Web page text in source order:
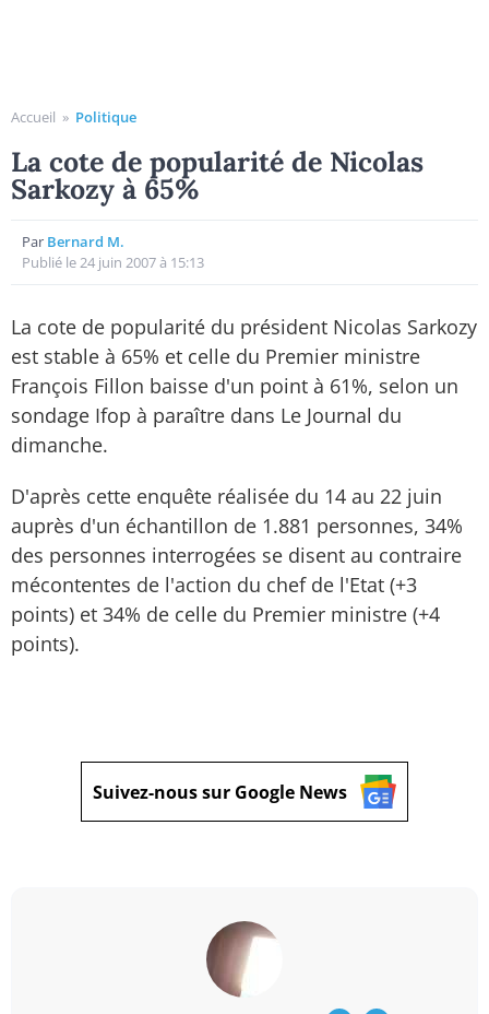
Accueil » Politique
La cote de popularité de Nicolas
Sarkozy à 65%
Par Bernard M.
Publié le 24 juin 2007 à 15:13
La cote de popularité du président Nicolas Sarkozy
est stable à 65% et celle du Premier ministre
François Fillon baisse d'un point à 61%, selon un
sondage Ifop à paraître dans Le Journal du
dimanche.
D'après cette enquête réalisée du 14 au 22 juin
auprès d'un échantillon de 1.881 personnes, 34%
des personnes interrogées se disent au contraire
mécontentes de l'action du chef de l'Etat (+3
points) et 34% de celle du Premier ministre (+4
points).
Suivez-nous sur Google News